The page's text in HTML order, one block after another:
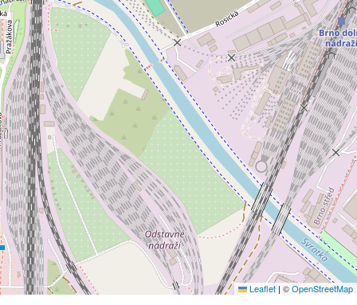
Leaflet | ©OpenStreetMap